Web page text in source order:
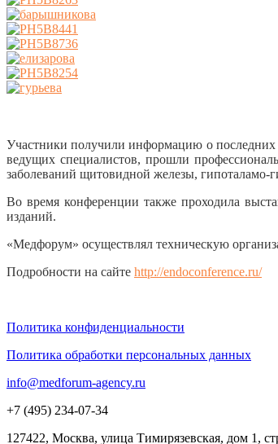
Участники получили информацию о последних
ведущих специалистов, прошли
заболеваний щитовидной железы, гипоталамо-
Во время конференции также проходила
изданий.
«Медфорум» осуществлял техническую
Подробности на сайте http://endoconference.ru/
Политика конфиденциальности
Политика обработки персональных данных
info@medforum-agency.ru
+7 (495) 234-07-34
127422, Москва, улица Тимирязевская, дом 1,